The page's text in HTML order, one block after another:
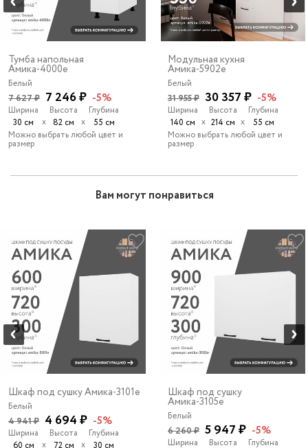
Тумба напольная
Амика-4000e
Белый
7 627 ₽ 7 246 ₽ -5%
Ширина
30 см
х
Высота
82 см
х
Глубина
55 см
Можно выбрать любой цвет и
размер
Модульная кухня
Амика-5902e
Белый
31 955 ₽ 30 357 ₽ -5%
Ширина
140 см х
Высота
214 см х
Глубина
55 см
Можно выбрать любой цвет и
размер
Вам могут понравиться
Шкаф под сушку Амика-3101e
Белый
4 941 ₽ 4 694 ₽ -5%
Ширина
х
Высота
х
Глубина
Шкаф под сушку
Амика-3105e
Белый
6 260 ₽ 5 947 ₽ -5%
Ширина Высота Глубина